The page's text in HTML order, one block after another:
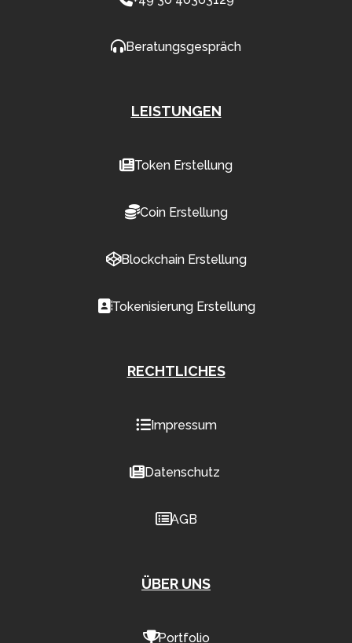
Beratungsgespräch
LEISTUNGEN
Token Erstellung
Coin Erstellung
Blockchain Erstellung
Tokenisierung Erstellung
RECHTLICHES
Impressum
Datenschutz
AGB
ÜBER UNS
Portfolio